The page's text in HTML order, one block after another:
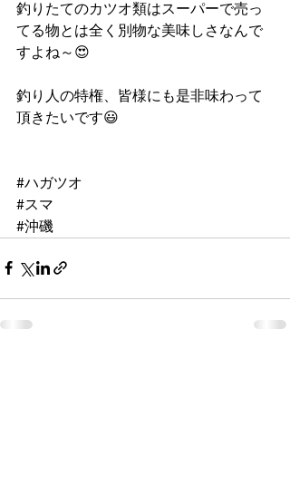
釣りたてのカツオ類はスーパーで売っ
てる物とは全く別物な美味しさなんで
すよね～😍
釣り人の特権、皆様にも是非味わって
頂きたいです😃
#ハガツオ
#スマ
#沖磯